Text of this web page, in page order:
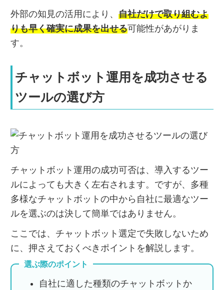
外部の知見の活用により、 自社だけで取り組むよ
りも早く確実に成果を出せる可能性があがりま
す。
チャットボット運用を成功させる
ツールの選び方
チャットボット運用の成功可否は、導入するツー
ルによっても大きく左右されます。ですが、多種
多様なチャットボットの中から自社に最適なツー
ルを選ぶのは決して簡単ではありません。
ここでは、チャットボット選定で失敗しないため
に、押さえておくべきポイントを解説します。
選ぶ際のポイント
自社に適した種類のチャットボットか